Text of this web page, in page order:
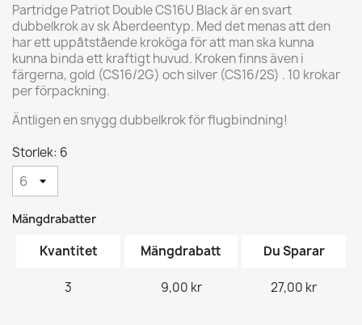
Partridge Patriot Double CS16U Black är en svart
dubbelkrok av sk Aberdeentyp. Med det menas att den
har ett uppåtstående kroköga för att man ska kunna
kunna binda ett kraftigt huvud. Kroken finns även i
färgerna, gold (CS16/2G) och silver (CS16/2S) . 10 krokar
per förpackning.
Äntligen en snygg dubbelkrok för flugbindning!
Storlek: 6
Mängdrabatter
Kvantitet Mängdrabatt Du Sparar
3 9,00 kr 27,00 kr